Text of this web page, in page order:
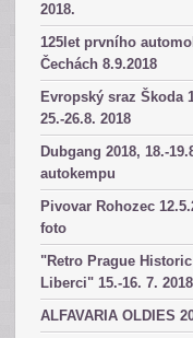
2018.
125let prvního
Čechách 8.9.2018
Evropský sraz Škoda
25.-26.8. 2018
Dubgang 2018, 18.-
autokempu
Pivovar Rohozec
foto
"Retro Prague
Liberci" 15.-16. 7. 2018
ALFAVARIA OLDIES